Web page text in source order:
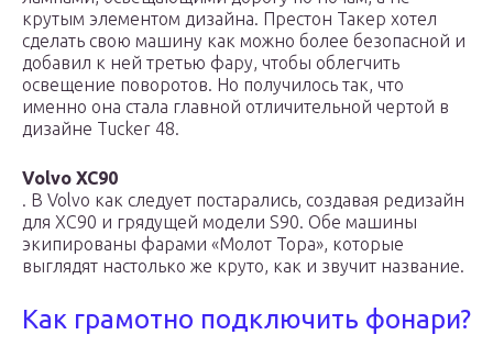
крутым элементом дизайна. Престон Такер хотел
сделать свою машину как можно более безопасной и
добавил к ней третью фару, чтобы облегчить
освещение поворотов. Но получилось так, что
именно она стала главной отличительной чертой в
дизайне Tucker 48.
Volvo XC90
. В Volvo как следует постарались, создавая редизайн
для XC90 и грядущей модели S90. Обе машины
экипированы фарами «Молот Тора», которые
выглядят настолько же круто, как и звучит название.
Как грамотно подключить фонари?